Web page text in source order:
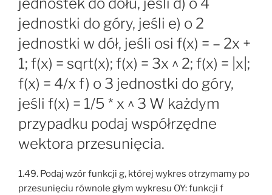
jednostki do góry, jeśli e) o 2
jednostki w dół, jeśli osi f(x) = – 2x +
1; f(x) = sqrt(x); f(x) = 3x ^ 2; f(x) = |x|;
f(x) = 4/x f) o 3 jednostki do góry,
jeśli f(x) = 1/5 * x ^ 3 W każdym
przypadku podaj współrzędne
wektora przesunięcia.
1.49. Podaj wzór funkcji g, której wykres otrzymamy po
przesunięciu równole głym wykresu OY: funkcji f